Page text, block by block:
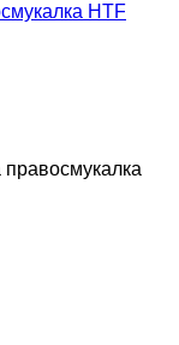
HTF